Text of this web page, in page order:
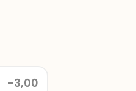
-3,00